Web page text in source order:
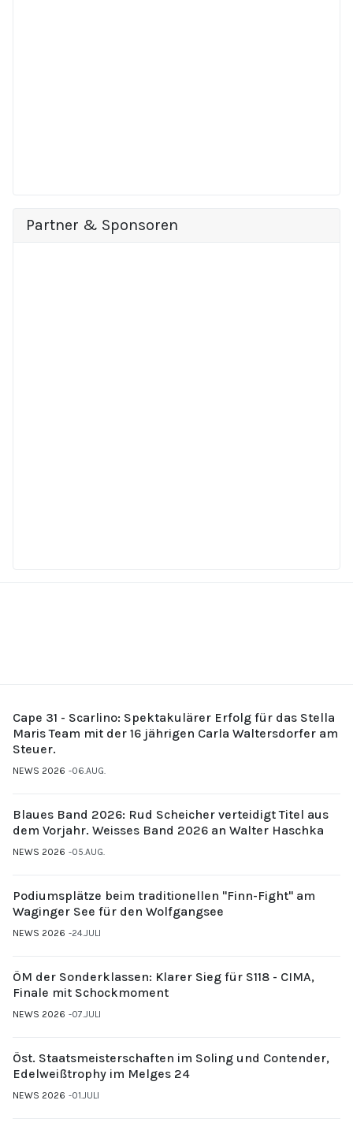
Partner & Sponsoren
Cape 31 - Scarlino: Spektakulärer Erfolg für das Stella
Maris Team mit der 16 jährigen Carla Waltersdorfer am
Steuer.
NEWS 2026 06.AUG.
Blaues Band 2026: Rud Scheicher verteidigt Titel aus
dem Vorjahr. Weisses Band 2026 an Walter Haschka
NEWS 2026 05.AUG.
Podiumsplätze beim traditionellen "Finn-Fight" am
Waginger See für den Wolfgangsee
NEWS 2026 24.JULI
ÖM der Sonderklassen: Klarer Sieg für S118 - CIMA,
Finale mit Schockmoment
NEWS 2026 07.JULI
Öst. Staatsmeisterschaften im Soling und Contender,
Edelweißtrophy im Melges 24
NEWS 2026 01.JULI